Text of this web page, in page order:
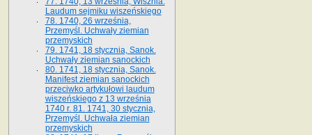
Laudum sejmiku wiszeńskiego
78. 1740, 26 września,
Przemyśl. Uchwały ziemian
przemyskich
79. 1741, 18 stycznia, Sanok.
Uchwały ziemian sanockich
80. 1741, 18 stycznia, Sanok.
Manifest ziemian sanockich
przeciwko artykułowi laudum
wiszeńskiego z 13 wrze­śnia
1740 r. 81. 1741, 30 stycznia,
Przemyśl. Uchwała ziemian
przemyskich